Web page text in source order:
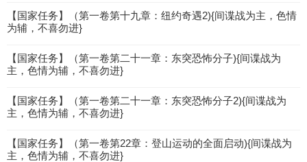
【国家任务】（第一卷第十九章：纽约奇遇2){间谍战为主，色情
为辅，不喜勿进}
【国家任务】（第一卷第二十一章：东突恐怖分子){间谍战为
主，色情为辅，不喜勿进}
【国家任务】（第一卷第二十一章：东突恐怖分子2){间谍战为
主，色情为辅，不喜勿进}
【国家任务】（第一卷第22章：登山运动的全面启动){间谍战为
主，色情为辅，不喜勿进}